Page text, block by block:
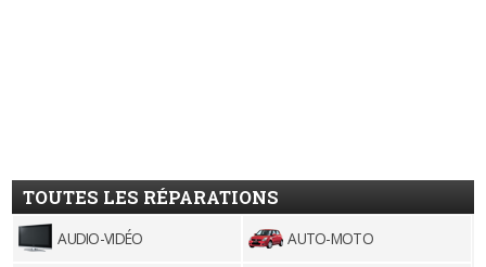
TOUTES LES RÉPARATIONS
AUDIO-VIDÉO AUTO-MOTO